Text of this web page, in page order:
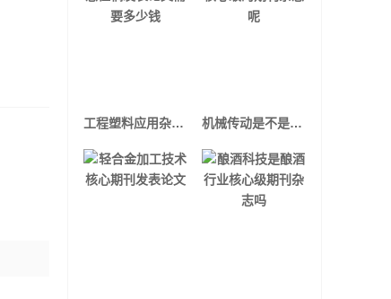
工程塑料应用杂志征稿发表论文需要多少钱 机械传动是不是核心级的期刊杂志呢